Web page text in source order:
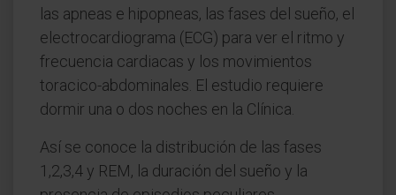
las apneas e hipopneas, las fases del sueño, el
electrocardiograma (ECG) para ver el ritmo y
frecuencia cardiacas y los movimientos
toracico-abdominales. El estudio requiere
dormir una o dos noches en la Clínica.
Así se conoce la distribución de las fases
1,2,3,4 y REM, la duración del sueño y la